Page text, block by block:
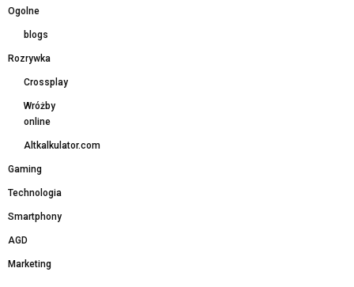
Ogolne
blogs
Rozrywka
Crossplay
Wróżby
online
Altkalkulator.com
Gaming
Technologia
Smartphony
AGD
Marketing